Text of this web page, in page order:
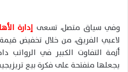
وفي سياق متصل، تسعى إدارة
لاعبي الفريق، من خلال تخفيض
أزمة التفاوت الكبير في الرواتب
يجعلها منفتحة على فكرة بيع